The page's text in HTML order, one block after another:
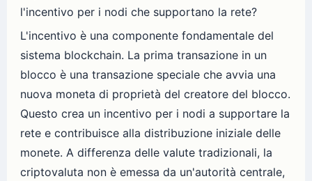
l'incentivo per i nodi che supportano la rete?
L'incentivo è una componente fondamentale del
sistema blockchain. La prima transazione in un
blocco è una transazione speciale che avvia una
nuova moneta di proprietà del creatore del blocco.
Questo crea un incentivo per i nodi a supportare la
rete e contribuisce alla distribuzione iniziale delle
monete. A differenza delle valute tradizionali, la
criptovaluta non è emessa da un'autorità centrale,